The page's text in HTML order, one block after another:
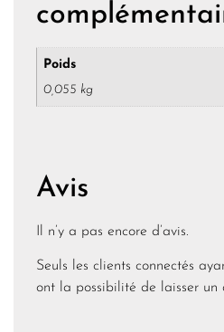
Poids
0,055 kg
Avis
Il n’y a pas encore d’avis.
Seuls les clients connectés
ont la possibilité de laisser un